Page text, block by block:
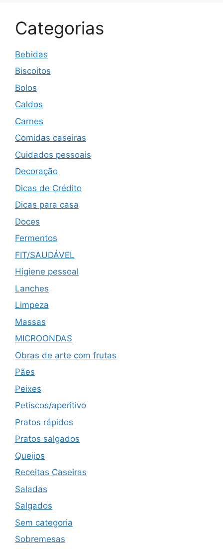
Categorias
Bebidas
Biscoitos
Bolos
Caldos
Carnes
Comidas caseiras
Cuidados pessoais
Decoração
Dicas de Crédito
Dicas para casa
Doces
Fermentos
FIT/SAUDÁVEL
Higiene pessoal
Lanches
Limpeza
Massas
MICROONDAS
Obras de arte com frutas
Pães
Peixes
Petiscos/aperitivo
Pratos rápidos
Pratos salgados
Queijos
Receitas Caseiras
Saladas
Salgados
Sem categoria
Sobremesas